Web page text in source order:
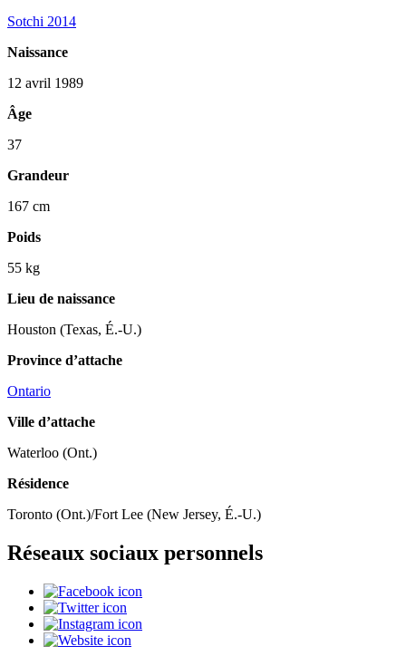
Sotchi 2014
Naissance
12 avril 1989
Âge
37
Grandeur
167 cm
Poids
55 kg
Lieu de naissance
Houston (Texas, É.-U.)
Province d’attache
Ontario
Ville d’attache
Waterloo (Ont.)
Résidence
Toronto (Ont.)/Fort Lee (New Jersey, É.-U.)
Réseaux sociaux personnels